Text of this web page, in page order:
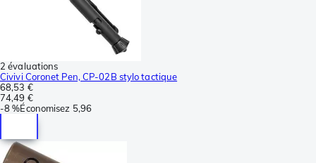
2 évaluations
Civivi Coronet Pen, CP-02B stylo tactique
68,53 €
74,49 €
-8 %Économisez 5,96